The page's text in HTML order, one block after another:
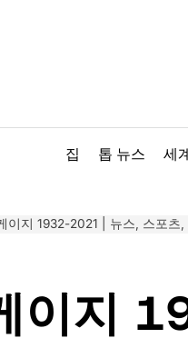
집
톱 뉴스 세
이지 1932-2021 | 뉴스, 스포츠,
이지